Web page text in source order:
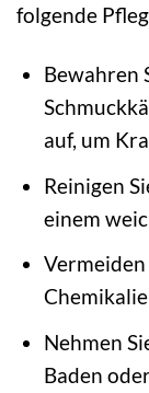
folgende
Bewahren
auf, um
Reinigen
einem
Nehmen
Baden